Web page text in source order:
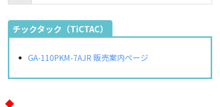
チックタック（TiCTAC）
GA-110PKM-7AJR 販売案内ページ